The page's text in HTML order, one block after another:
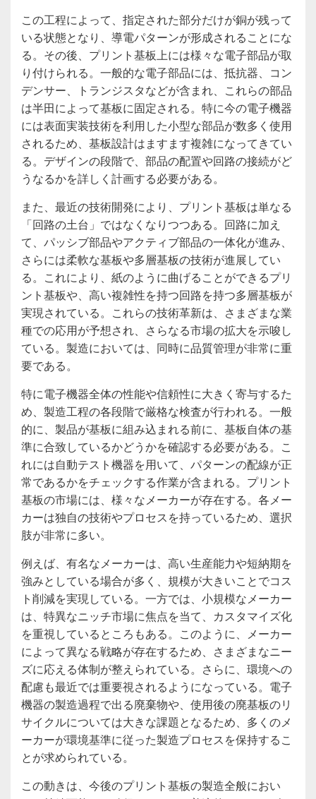
この工程によって、指定された部分だけが銅が残って
いる状態となり、導電パターンが形成されることにな
る。その後、プリント基板上には様々な電子部品が取
り付けられる。一般的な電子部品には、抵抗器、コン
デンサー、トランジスタなどが含まれ、これらの部品
は半田によって基板に固定される。特に今の電子機器
には表面実装技術を利用した小型な部品が数多く使用
されるため、基板設計はますます複雑になってきてい
る。デザインの段階で、部品の配置や回路の接続がど
うなるかを詳しく計画する必要がある。
また、最近の技術開発により、プリント基板は単なる
「回路の土台」ではなくなりつつある。回路に加え
て、パッシブ部品やアクティブ部品の一体化が進み、
さらには柔軟な基板や多層基板の技術が進展してい
る。これにより、紙のように曲げることができるプリ
ント基板や、高い複雑性を持つ回路を持つ多層基板が
実現されている。これらの技術革新は、さまざまな業
種での応用が予想され、さらなる市場の拡大を示唆し
ている。製造においては、同時に品質管理が非常に重
要である。
特に電子機器全体の性能や信頼性に大きく寄与するた
め、製造工程の各段階で厳格な検査が行われる。一般
的に、製品が基板に組み込まれる前に、基板自体の基
準に合致しているかどうかを確認する必要がある。こ
れには自動テスト機器を用いて、パターンの配線が正
常であるかをチェックする作業が含まれる。プリント
基板の市場には、様々なメーカーが存在する。各メー
カーは独自の技術やプロセスを持っているため、選択
肢が非常に多い。
例えば、有名なメーカーは、高い生産能力や短納期を
強みとしている場合が多く、規模が大きいことでコス
ト削減を実現している。一方では、小規模なメーカー
は、特異なニッチ市場に焦点を当て、カスタマイズ化
を重視しているところもある。このように、メーカー
によって異なる戦略が存在するため、さまざまなニー
ズに応える体制が整えられている。さらに、環境への
配慮も最近では重要視されるようになっている。電子
機器の製造過程で出る廃棄物や、使用後の廃基板のリ
サイクルについては大きな課題となるため、多くのメ
ーカーが環境基準に従った製造プロセスを保持するこ
とが求められている。
この動きは、今後のプリント基板の製造全般におい